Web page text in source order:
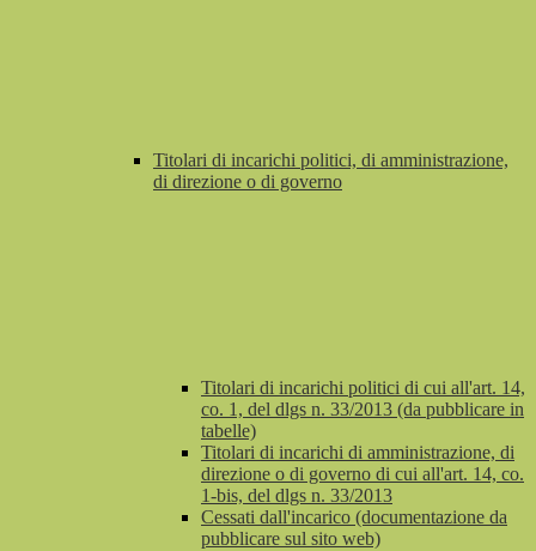
Titolari di incarichi politici, di amministrazione,
di direzione o di governo
Titolari di incarichi politici di cui all'art. 14,
co. 1, del dlgs n. 33/2013 (da pubblicare in
tabelle)
Titolari di incarichi di amministrazione, di
direzione o di governo di cui all'art. 14, co.
1-bis, del dlgs n. 33/2013
Cessati dall'incarico (documentazione da
pubblicare sul sito web)